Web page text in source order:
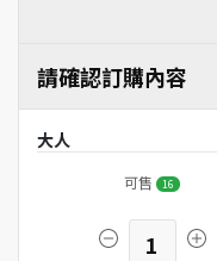
請確認訂購內容
大人
可售 16
1